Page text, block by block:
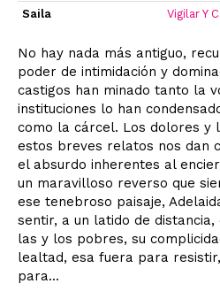
Saila
Vigilar Y
No hay nada más antiguo,
poder de intimidación y
castigos han minado tanto la
instituciones lo han
como la cárcel. Los dolores y
estos breves relatos nos dan
el absurdo inherentes al
un maravilloso reverso que
ese tenebroso paisaje,
sentir, a un latido de
las y los pobres, su
lealtad, esa fuera para
para...